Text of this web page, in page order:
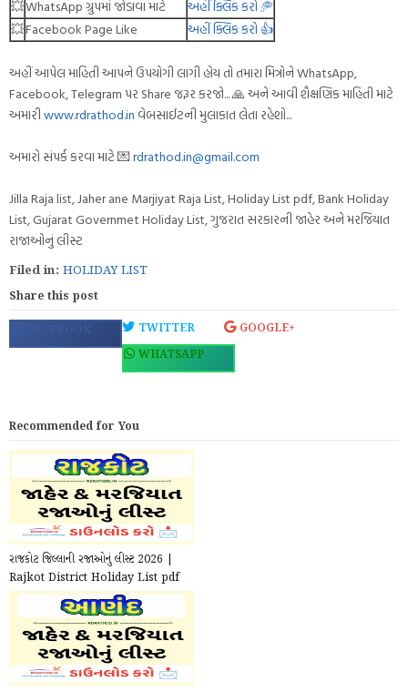
💥WhatsApp ગ્રુપમાં જોડાવા માટે
અહીં ક્લિક કરો 🥏
💥Facebook Page Like અહીં ક્લિક કરો 👍
અહીં આપેલ માહિતી આપને ઉપયોગી લાગી હોય તો તમારા મિત્રોને WhatsApp,
Facebook, Telegram પર Share જરૂર કરજો... 🙏 અને આવી શૈક્ષણિક માહિતી માટે
અમારીwww.rdrathod.in વેબસાઈટની મુલાકાત લેતા રહેશો...
અમારો સંપર્ક કરવા માટે 💌rdrathod.in@gmail.com
Jilla Raja list, Jaher ane Marjiyat Raja List, Holiday List pdf, Bank Holiday
List, Gujarat Governmet Holiday List, ગુજરાત સરકારની જાહેર અને મરજિયાત
રાજાઓનું લીસ્ટ
Filed in: HOLIDAY LIST
Share this post
FACEBOOK TWITTER
GOOGLE+
WHATSAPP
Recommended for You
રાજકોટ જિલ્લાની રજાઓનું લીસ્ટ 2026 |
Rajkot District Holiday List pdf
2026